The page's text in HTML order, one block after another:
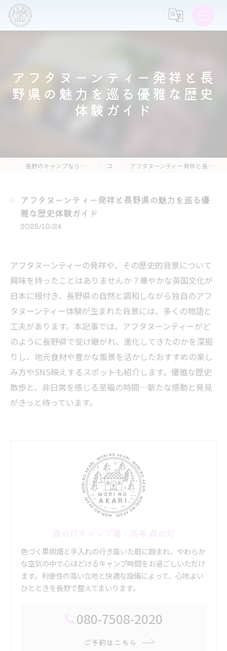
アフタヌーンティー発祥と長
野県の魅力を巡る優雅な歴史
体験ガイド
長野のキャンプなら森の灯キャンプ場・茶亭 森の灯 コラム アフタヌーンティー発祥と長野県の魅力を巡る優雅な歴史体験ガイド
アフタヌーンティー発祥と長野県の魅力を巡る優
雅な歴史体験ガイド
2025/10/24
アフタヌーンティーの発祥や、その歴史的背景について
興味を持ったことはありませんか？華やかな英国文化が
日本に根付き、長野県の自然と調和しながら独自のアフ
タヌーンティー体験が生まれた背景には、多くの物語と
工夫があります。本記事では、アフタヌーンティーがど
のように長野県で受け継がれ、進化してきたのかを深掘
りし、地元食材や豊かな風景を活かしたおすすめの楽し
み方やSNS映えするスポットも紹介します。優雅な歴史
散歩と、非日常を感じる至福の時間—新たな感動と発見
がきっと待っています。
色づく果樹畑と手入れの行き届いた庭に囲まれ、やわらか
な空気の中で心ほどけるキャンプ時間をお過ごしいただけ
ます。利便性の高い立地と快適な設備によって、心地よい
ひとときを長野で整えてまいります。
080-7508-2020
ご予約はこちら